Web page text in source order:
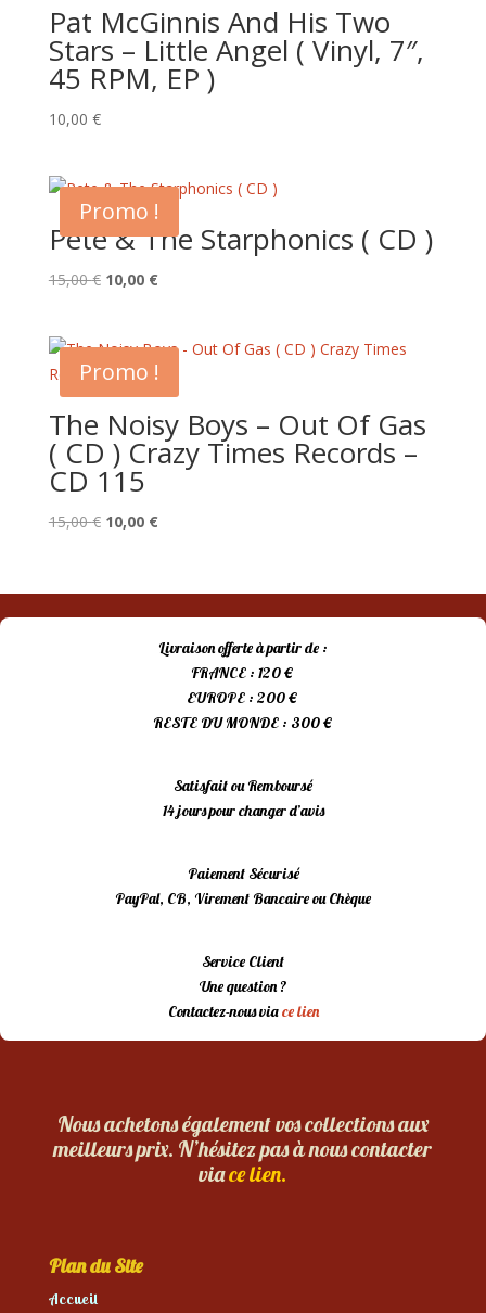
Pat McGinnis And His Two
Stars – Little Angel ( Vinyl, 7″,
45 RPM, EP )
10,00 €
Promo !
Pete & The Starphonics ( CD )
15,00€ Le
était :
15,00 €.
10,00 €Le
est :
10,00 €.
Promo !
The Noisy Boys – Out Of Gas
( CD ) Crazy Times Records –
CD 115
15,00€ Le
était :
15,00 €.
10,00 €Le
est :
10,00 €.
Livraison offerte à partir de :
FRANCE : 120 €
EUROPE : 200 €
RESTE DU MONDE : 300 €
Satisfait ou Remboursé
14 jours pour changer d’avis
Paiement Sécurisé
PayPal, CB, Virement Bancaire ou Chèque
Service Client
Une question ?
Contactez-nous viace lien
Nous achetons également vos collections aux
meilleurs prix. N’hésitez pas à nous contacter
viace lien.
Plan du Site
Accueil